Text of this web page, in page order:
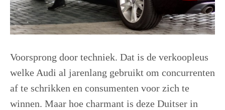
Voorsprong door techniek. Dat is de verkoopleus
welke Audi al jarenlang gebruikt om concurrenten
af te schrikken en consumenten voor zich te
winnen. Maar hoe charmant is deze Duitser in